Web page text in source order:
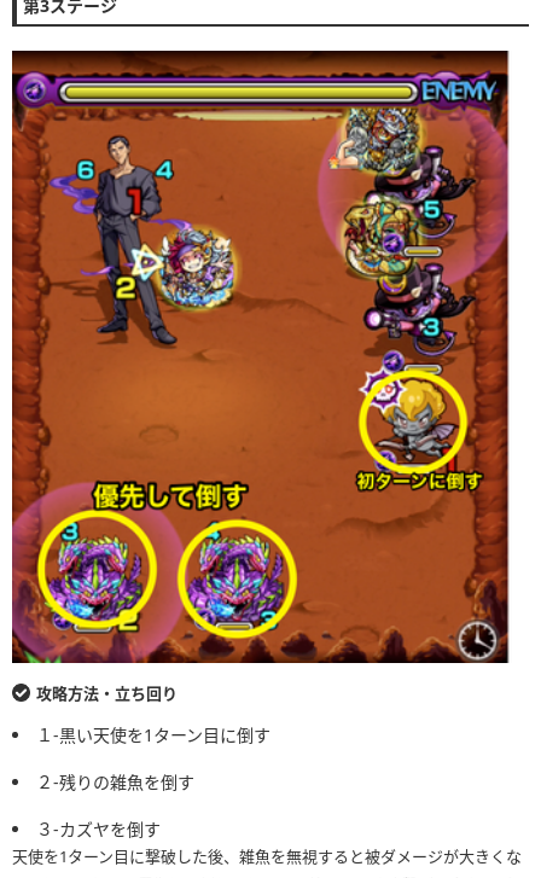
第3ステージ
攻略方法・立ち回り
１-黒い天使を1ターン目に倒す
２-残りの雑魚を倒す
３-カズヤを倒す
天使を1ターン目に撃破した後、雑魚を無視すると被ダメージが大きくな